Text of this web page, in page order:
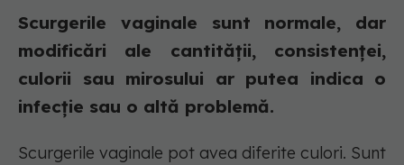
Scurgerile vaginale sunt normale, dar
modificări ale cantității, consistenței,
culorii sau mirosului ar putea indica o
infecție sau o altă problemă.
Scurgerile vaginale pot avea diferite culori. Sunt